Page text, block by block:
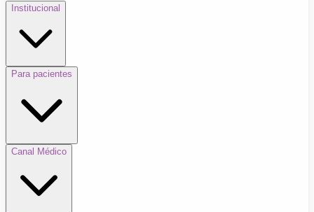
Institucional
Para pacientes
Canal Médico